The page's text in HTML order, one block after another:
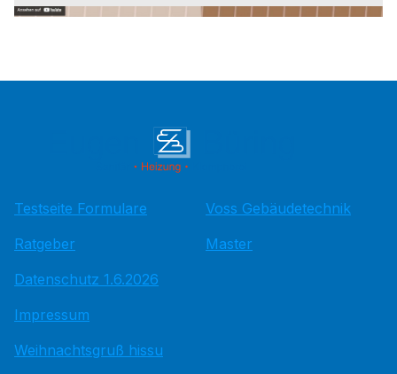
Testseite Formulare
Ratgeber
Datenschutz 1.6.2026
Impressum
Weihnachtsgruß hissu
Voss Gebäudetechnik
Master